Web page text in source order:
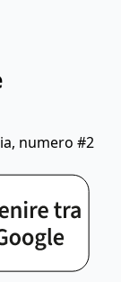
numero #2